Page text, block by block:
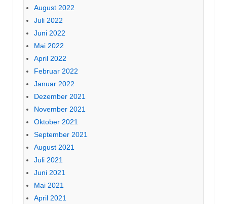
August 2022
Juli 2022
Juni 2022
Mai 2022
April 2022
Februar 2022
Januar 2022
Dezember 2021
November 2021
Oktober 2021
September 2021
August 2021
Juli 2021
Juni 2021
Mai 2021
April 2021